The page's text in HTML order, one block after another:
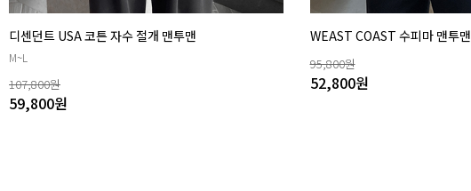
디센던트 USA 코튼 자수 절개 맨투맨
M~L
107,800원
59,800원
WEAST COAST 수피마 맨투맨
95,800원
52,800원